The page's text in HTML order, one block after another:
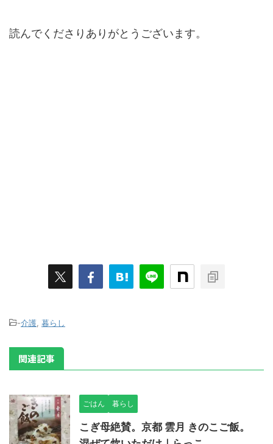
読んでくださりありがとうございます。
-介護 暮らし
関連記事
ごはん 暮らし
こぎ母絶賛。京都 雲月 きのこご飯。